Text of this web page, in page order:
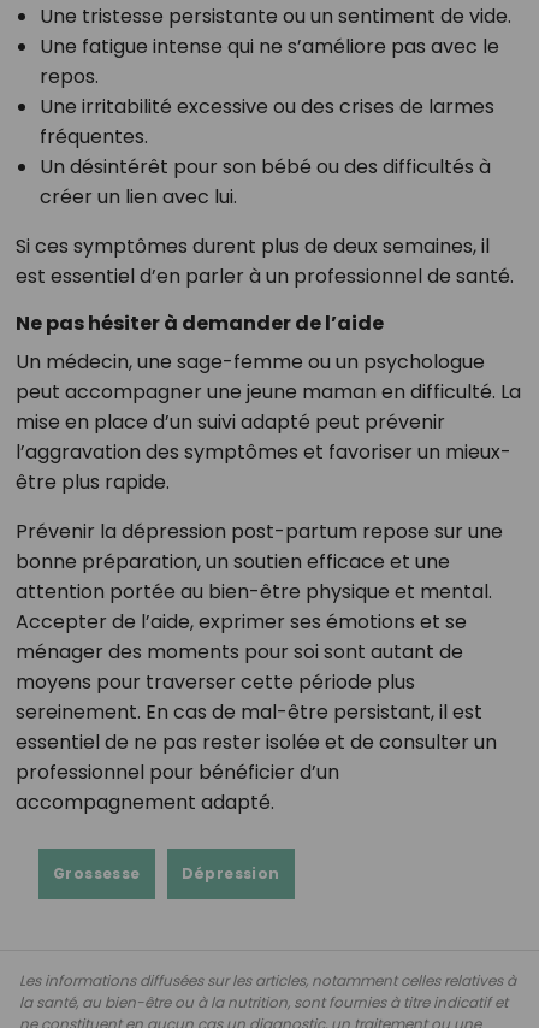
Une tristesse persistante ou un sentiment de vide.
Une fatigue intense qui ne s’améliore pas avec le
repos.
Une irritabilité excessive ou des crises de larmes
fréquentes.
Un désintérêt pour son bébé ou des difficultés à
créer un lien avec lui.
Si ces symptômes durent plus de deux semaines, il
est essentiel d’en parler à un professionnel de santé.
Ne pas hésiter à demander de l’aide
Un médecin, une sage-femme ou un psychologue
peut accompagner une jeune maman en difficulté. La
mise en place d’un suivi adapté peut prévenir
l’aggravation des symptômes et favoriser un mieux-
être plus rapide.
Prévenir la dépression post-partum repose sur une
bonne préparation, un soutien efficace et une
attention portée au bien-être physique et mental.
Accepter de l’aide, exprimer ses émotions et se
ménager des moments pour soi sont autant de
moyens pour traverser cette période plus
sereinement. En cas de mal-être persistant, il est
essentiel de ne pas rester isolée et de consulter un
professionnel pour bénéficier d’un
accompagnement adapté.
Grossesse Dépression
Les informations diffusées sur les articles, notamment celles relatives à
la santé, au bien-être ou à la nutrition, sont fournies à titre indicatif et
ne constituent en aucun cas un diagnostic, un traitement ou une